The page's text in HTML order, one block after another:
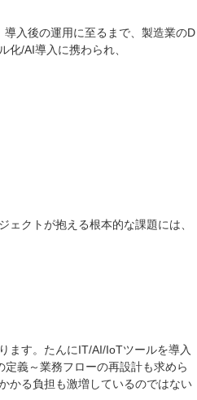
入後の運用に至るまで、製造業のD
/AI導入に携わられ、
クトが抱える根本的な課題には、
ます。たんにIT/AI/IoTツールを導入
義～業務フローの再設計も求めら
かる負担も激増しているのではない